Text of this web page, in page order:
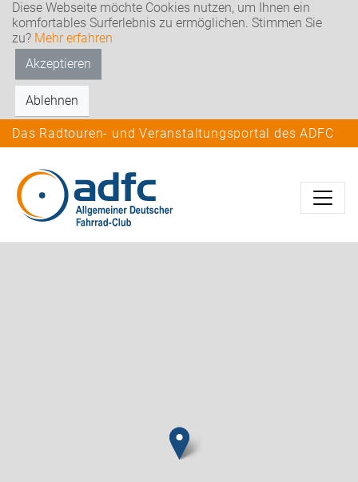
Diese Webseite möchte Cookies nutzen, um Ihnen ein
komfortables Surferlebnis zu ermöglichen. Stimmen Sie
zu? Mehr erfahren
Akzeptieren
Ablehnen
Das Radtouren- und Veranstaltungsportal des ADFC